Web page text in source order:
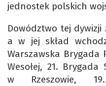
jednostek polskich
Dowództwo tej
a w jej skład
Warszawska Brygada
Wesołej, 21.
w Rzeszowie,